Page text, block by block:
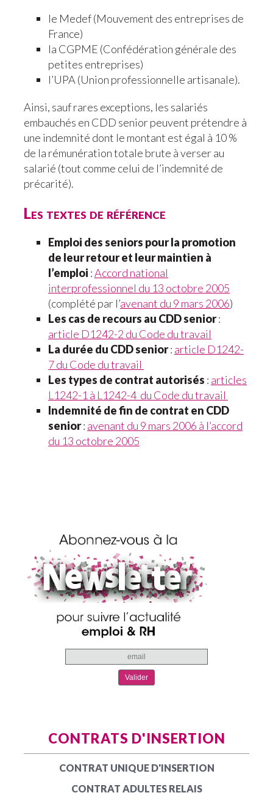
le Medef (Mouvement des entreprises de
France)
la CGPME (Confédération générale des
petites entreprises)
l’UPA (Union professionnelle artisanale).
Ainsi, sauf rares exceptions, les salariés
embauchés en CDD senior peuvent prétendre à
une indemnité dont le montant est égal à 10 %
de la rémunération totale brute à verser au
salarié (tout comme celui de l’indemnité de
précarité).
Les textes de référence
Emploi des seniors pour la promotion
de leur retour et leur maintien à
l’emploi :Accord national
interprofessionnel du 13 octobre 2005
(complété par l’avenant du 9 mars 2006)
Les cas de recours au CDD senior:
article D1242-2 du Code du travail
La durée du CDD senior: article D1242-
7 du Code du travail
Les types de contrat autorisés : articles
L1242-1 à L1242-4 du Code du travail
Indemnité de fin de contrat en CDD
senior: avenant du 9 mars 2006 à l’accord
du 13 octobre 2005
CONTRATS D'INSERTION
CONTRAT UNIQUE D'INSERTION
CONTRAT ADULTES RELAIS